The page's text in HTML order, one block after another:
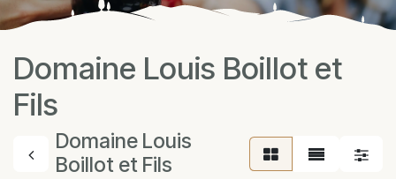
Domaine Louis Boillot et
Fils
Domaine Louis
Boillot et Fils